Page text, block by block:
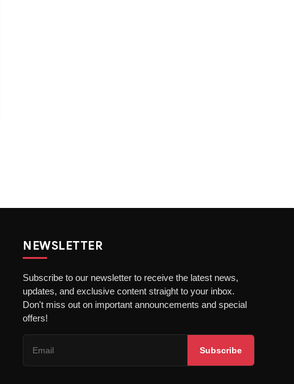
NEWSLETTER
Subscribe to our newsletter to receive the latest news,
updates, and exclusive content straight to your inbox.
Don't miss out on important announcements and special
offers!
Subscribe